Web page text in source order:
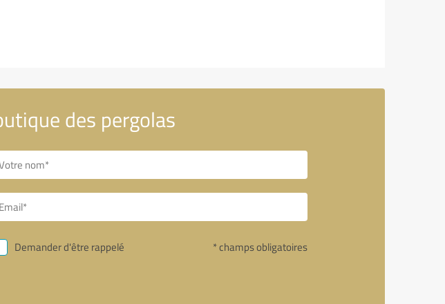
des pergolas
Demander d'être rappelé * champs obligatoires